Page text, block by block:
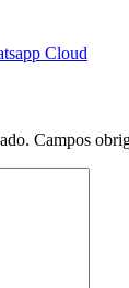
Cloud
Campos